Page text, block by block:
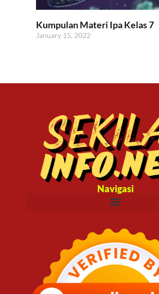
Kumpulan Materi Ipa Kelas 7
January 15, 2022
Navigasi